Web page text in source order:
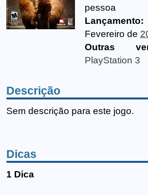
pessoa
Lançamento:
Fevereiro de
Outras
PlayStation 3
Descrição
Sem descrição para este jogo.
Dicas
1 Dica